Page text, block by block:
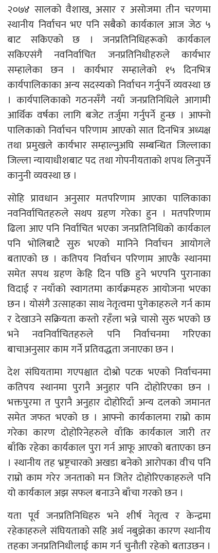
२०७४ सालको वैशाख, असार र असोजमा तीन चरणमा
स्थानीय निर्वाचन भए पनि सबैको कार्यकाल आज जेठ ५
बाट सकिएको छ । जनप्रतिनिधिहरूको कार्यकाल
सकिएसंगै नवनिर्वाचित जनप्रतिनिधीहरुले कार्यभार
सम्हालेका छन । कार्यभार सम्हालेको १५ दिनभित्र
कार्यपालिकाका अन्य सदस्यको निर्वाचन गर्नुपर्ने व्यवस्था छ
। कार्यपालिकाको गठनसँगै नयाँ जनप्रतिनिधिले आगामी
आर्थिक वर्षका लागि बजेट तर्जुमा गर्नुपर्ने हुन्छ । आफ्नो
पालिकाको निर्वाचन परिणाम आएको सात दिनभित्र अध्यक्ष
तथा प्रमुखले कार्यभार सम्हाल्नुअघि सम्बन्धित जिल्लाका
जिल्ला न्यायाधीशबाट पद तथा गोपनीयताको शपथ लिनुपर्ने
कानुनी व्यवस्था छ ।
सोहि प्रावधान अनुसार मतपरिणाम आएका पालिकाका
नवनिर्वाचितहरुले सथप ग्रहण गरेका हुन । मतपरिणाम
ढिला आए पनि निर्वाचित भएका जनप्रतिनिधिको कार्यकाल
पनि भोलिबाटै सुरु भएको मानिने निर्वाचन आयोगले
बताएको छ । कतिपय निर्वाचन परिणाम आएकै स्थानमा
समेत सपथ ग्रहण केहि दिन पछि हुने भएपनि पुरानाका
विदाई र नयाँको स्वागतमा कार्यक्रमहरु आयोजना भएका
छन । योसंगै उत्साहका साथ नेतृत्वमा पुगेकाहरुले गर्न काम
र देखाउने सक्रियता कस्तो रहँला भन्ने चासो सुरु भएको छ
भने नवनिर्वाचितहरुले पनि निर्वाचनमा गरिएका
बाचाअनुसार काम गर्ने प्रतिवद्धता जनाएका छन ।
देश संघियतामा गएपश्चात दोश्रो पटक भएको निर्वाचनमा
कतिपय स्थानमा पुरानै अनुहार पनि दोहोरिएका छन ।
भक्तपुरमा त पुरानै अनुहार दोहोरिदाँ अन्य दलको जमानत
समेत जफत भएको छ । आफ्नो कार्यकालमा राम्रो काम
गरेका कारण दोहोरिनेहरुले वाँकि कार्यकाल जारी तर
बाँकि रहेका कार्यकाल पुरा गर्न आफू आएको बताएका छन
। स्थानीय तह भ्रष्ट्रचारको अखडा बनेको आरोपका वीच पनि
राम्रो काम गरेर जनताको मन जितेर दोहोरिएकाहरुले पनि
यो कार्यकाल अझ सफल बनाउने बाँचा गरको छन ।
यता पूर्व जनप्रतिनिधिहरु भने शीर्ष नेतृत्व र केन्द्रमा
रहेकाहरुले संघियताको सहि अर्थ नबुझेका कारण स्थानीय
तहका जनप्रतिनिधीलाई काम गर्न चुनौती रहेको बताउछन ।